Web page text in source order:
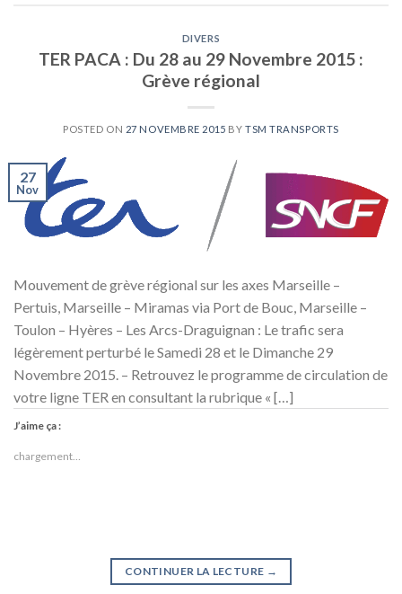
DIVERS
TER PACA : Du 28 au 29 Novembre 2015 :
Grève régional
POSTED ON 27 NOVEMBRE 2015 BY TSM TRANSPORTS
27
Nov
Mouvement de grève régional sur les axes Marseille –
Pertuis, Marseille – Miramas via Port de Bouc, Marseille –
Toulon – Hyères – Les Arcs-Draguignan : Le trafic sera
légèrement perturbé le Samedi 28 et le Dimanche 29
Novembre 2015. – Retrouvez le programme de circulation de
votre ligne TER en consultant la rubrique « […]
J’aime ça :
chargement…
CONTINUER LA LECTURE →